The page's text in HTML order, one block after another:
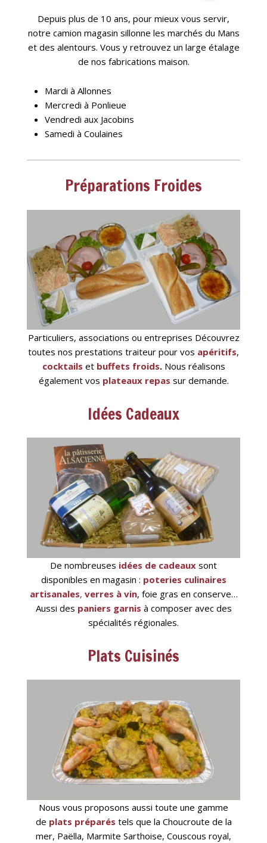
Depuis plus de 10 ans, pour mieux vous servir,
notre camion magasin sillonne les marchés du Mans
et des alentours. Vous y retrouvez un large étalage
de nos fabrications maison.
Mardi à Allonnes
Mercredi à Ponlieue
Vendredi aux Jacobins
Samedi à Coulaines
Préparations Froides
Particuliers, associations ou entreprises Découvrez
toutes nos prestations traiteur pour vos apéritifs,
cocktails et buffets froids.Nous réalisons
également vos plateaux repas sur demande.
Idées Cadeaux
De nombreuses idées de cadeaux sont
disponibles en magasin : poteries culinaires
artisanales, verres à vin, foie gras en conserve…
Aussi des paniers garnis à composer avec des
spécialités régionales.
Plats Cuisinés
Nous vous proposons aussi toute une gamme
de plats préparés tels que la Choucroute de la
mer, Paëlla, Marmite Sarthoise, Couscous royal,